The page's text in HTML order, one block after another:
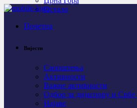
Остало
Почетна
Вијести
Саопштења
Активности
Важне активности
Одбор за дијаспору и
Најаве